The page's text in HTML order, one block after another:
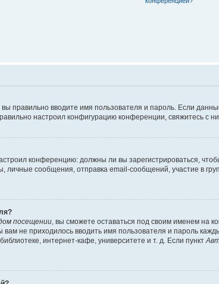
правильно вводите имя пользователя и пароль. Если
настроил конфигурацию конференции, свяжитесь с
конференцию: должны ли вы зарегистрироваться,
сообщения, отправка email-сообщений, участие в
посещении , вы сможете оставаться под своим именем на
вам не приходилось вводить имя пользователя и пароль
интернет-кафе, университете и т. д. Если пункт